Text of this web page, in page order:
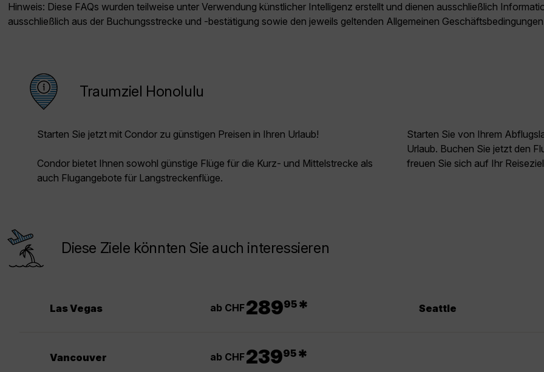
Hinweis: Diese FAQs wurden teilweise unter Verwendung künstlicher Intelligenz erstellt und dienen ausschließlich
ausschließlich aus der Buchungsstrecke und -bestätigung sowie den jeweils geltenden Allgemeinen
Traumziel Honolulu
Starten Sie jetzt mit Condor zu günstigen Preisen in Ihren Urlaub!
Condor bietet Ihnen sowohl günstige Flüge für die Kurz- und Mittelstrecke als
auch Flugangebote für Langstreckenflüge.
Starten Sie von Ihrem
Urlaub. Buchen Sie jetzt den
freuen Sie sich auf Ihr
Diese Ziele könnten Sie auch interessieren
Las Vegas ab CHF28995 * Seattle
Vancouver ab CHF23995 *